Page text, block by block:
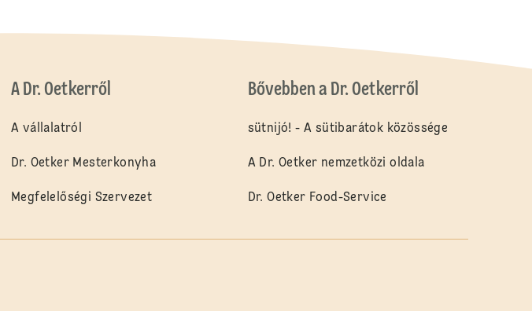
A Dr. Oetkerről Bővebben a Dr. Oetkerről
A vállalatról
Dr. Oetker Mesterkonyha
Megfelelőségi Szervezet
sütnijó! - A sütibarátok közössége
A Dr. Oetker nemzetközi oldala
Dr. Oetker Food-Service